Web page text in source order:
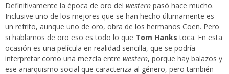
Definitivamente la época de oro del western pasó hace mucho.
Inclusive uno de los mejores que se han hecho últimamente es
un refrito, aunque uno de oro, obra de los hermanos Coen. Pero
si hablamos de oro eso es todo lo que Tom Hanks toca. En esta
ocasión es una película en realidad sencilla, que se podría
interpretar como una mezcla entre western, porque hay balazos y
ese anarquismo social que caracteriza al género, pero también